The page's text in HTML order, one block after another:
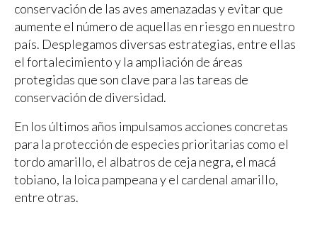
conservación de las aves amenazadas y evitar que
aumente el número de aquellas en riesgo en nuestro
país. Desplegamos diversas estrategias, entre ellas
el fortalecimiento y la ampliación de áreas
protegidas que son clave para las tareas de
conservación de diversidad.
En los últimos años impulsamos acciones concretas
para la protección de especies prioritarias como el
tordo amarillo, el albatros de ceja negra, el macá
tobiano, la loica pampeana y el cardenal amarillo,
entre otras.